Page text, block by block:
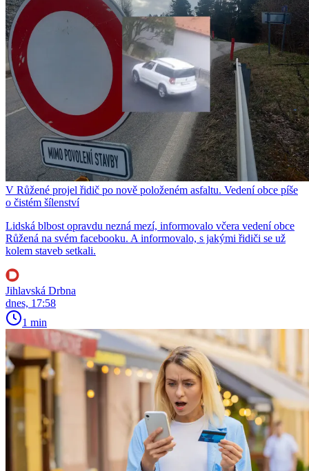
V Růžené projel řidič po nově položeném asfaltu. Vedení obce píše
o čistém šílenství
Lidská blbost opravdu nezná mezí, informovalo včera vedení obce
Růžená na svém facebooku. A informovalo, s jakými řidiči se už
kolem staveb setkali.
Jihlavská Drbna
dnes, 17:58
1 min